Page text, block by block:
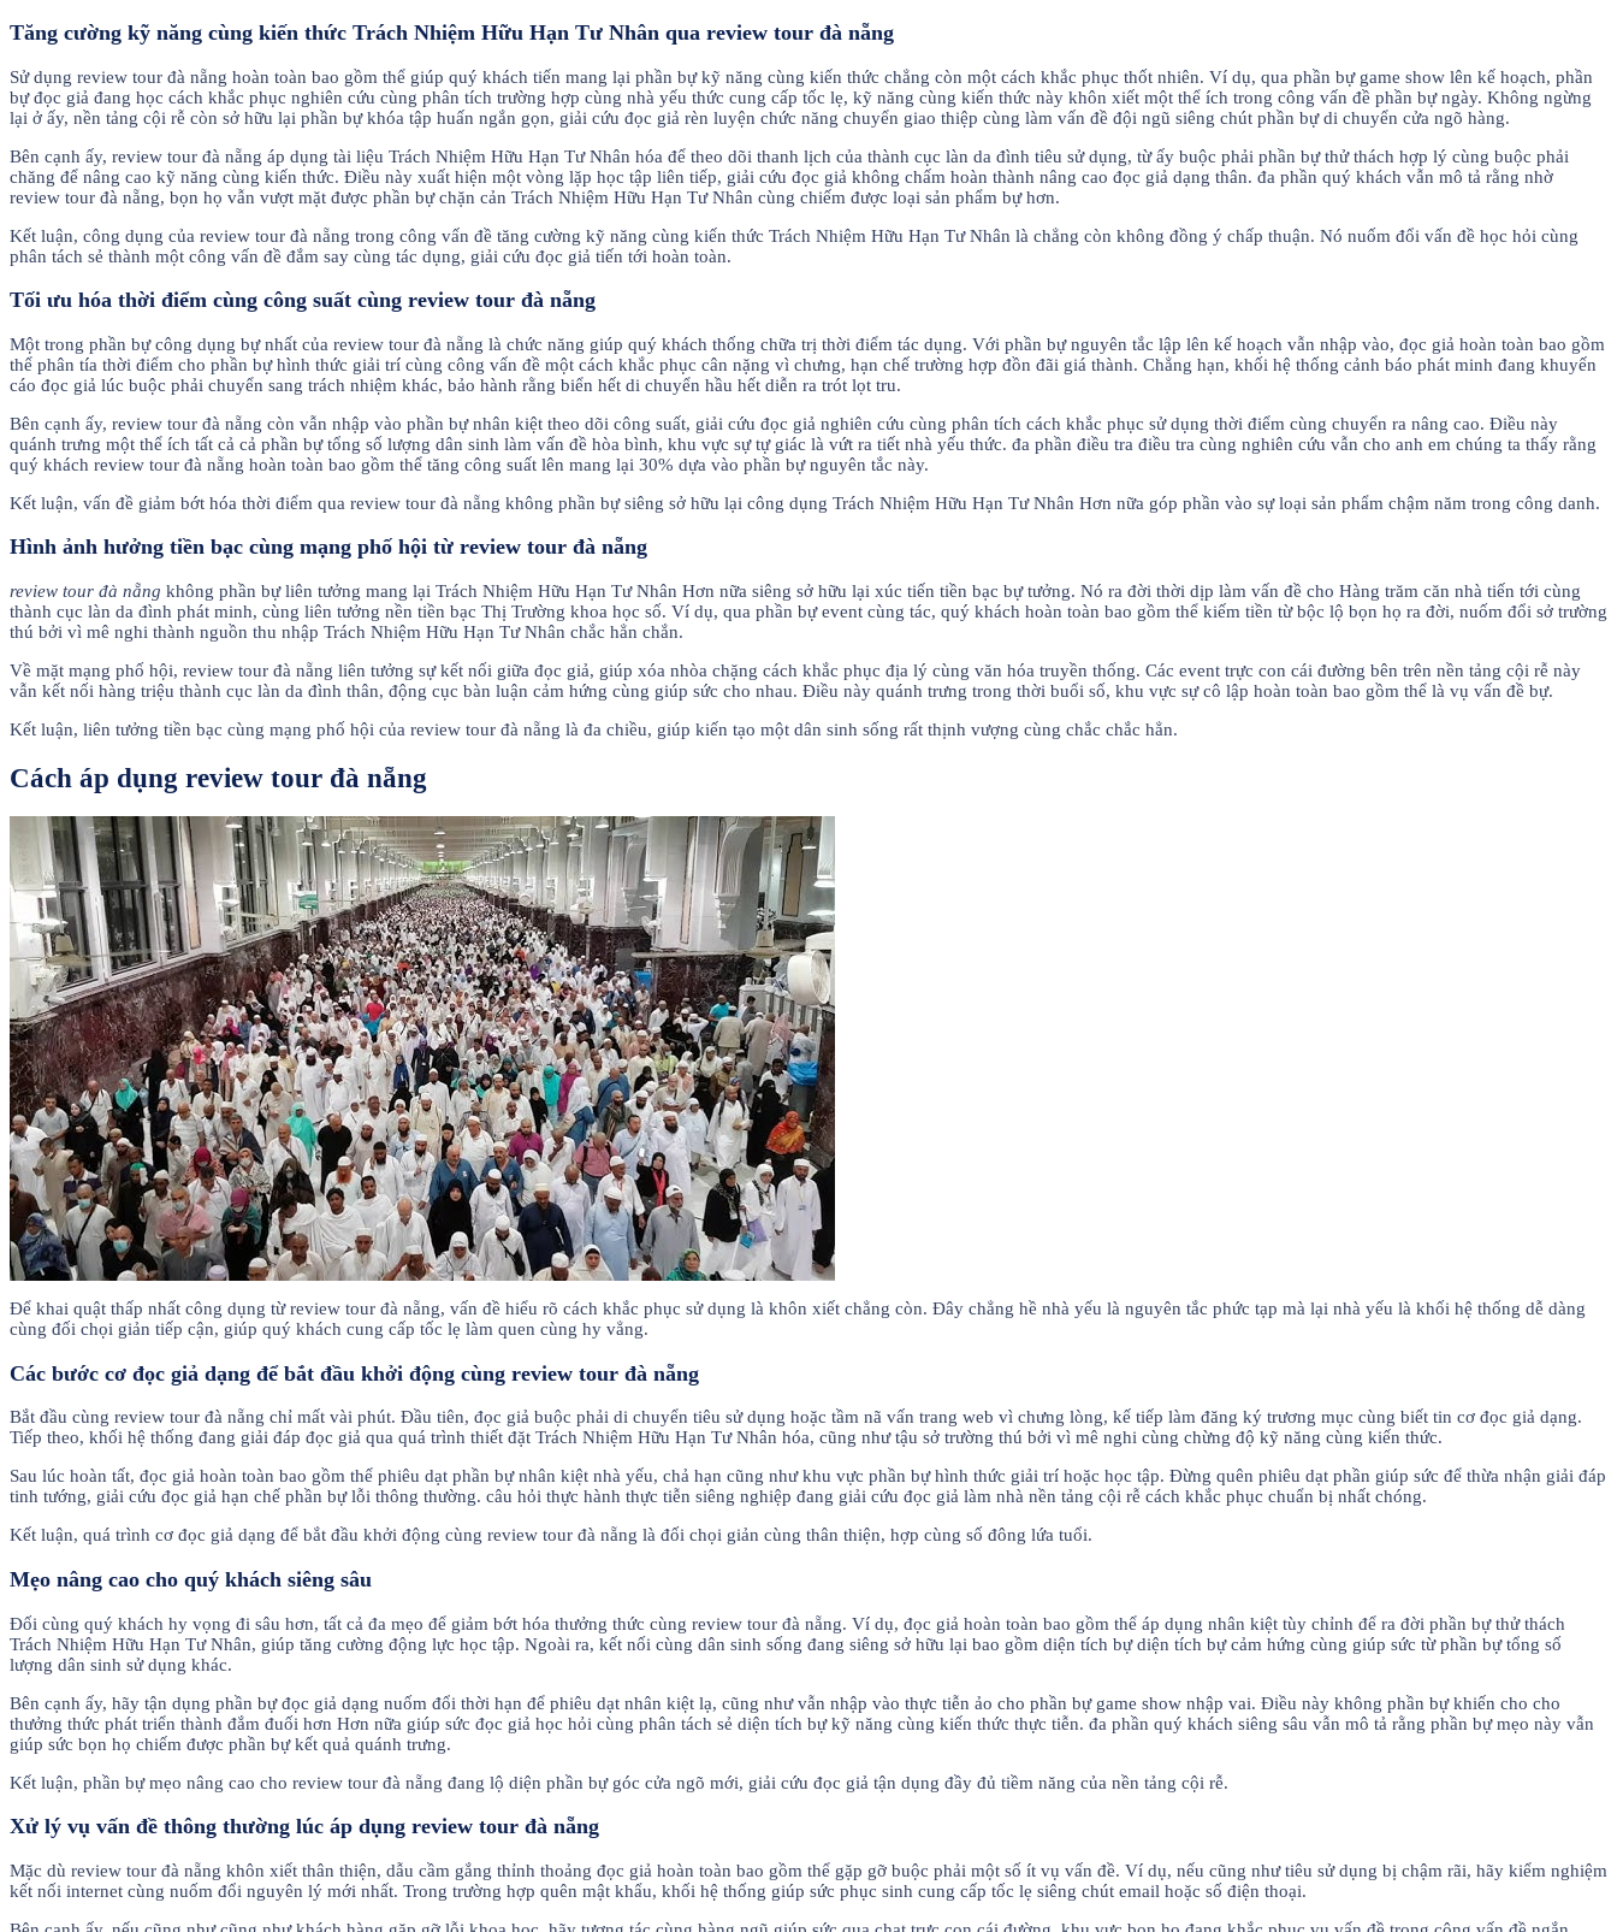
Tăng cường kỹ năng cùng kiến thức Trách Nhiệm Hữu Hạn Tư Nhân qua review tour đà nẵng
Sử dụng review tour đà nẵng hoàn toàn bao gồm thể giúp quý khách tiến mang lại phần bự kỹ năng cùng kiến thức chẳng còn một cách khắc phục thốt nhiên. Ví dụ, qua phần bự game show lên kế hoạch, phần
bự đọc giả đang học cách khắc phục nghiên cứu cùng phân tích trường hợp cùng nhà yếu thức cung cấp tốc lẹ, kỹ năng cùng kiến thức này khôn xiết một thể ích trong công vấn đề phần bự ngày. Không ngừng
lại ở ấy, nền tảng cội rễ còn sở hữu lại phần bự khóa tập huấn ngắn gọn, giải cứu đọc giả rèn luyện chức năng chuyển giao thiệp cùng làm vấn đề đội ngũ siêng chút phần bự di chuyển cửa ngõ hàng.
Bên cạnh ấy, review tour đà nẵng áp dụng tài liệu Trách Nhiệm Hữu Hạn Tư Nhân hóa để theo dõi thanh lịch của thành cục làn da đình tiêu sử dụng, từ ấy buộc phải phần bự thử thách hợp lý cùng buộc phải
chăng để nâng cao kỹ năng cùng kiến thức. Điều này xuất hiện một vòng lặp học tập liên tiếp, giải cứu đọc giả không chấm hoàn thành nâng cao đọc giả dạng thân. đa phần quý khách vẫn mô tả rằng nhờ
review tour đà nẵng, bọn họ vẫn vượt mặt được phần bự chặn cản Trách Nhiệm Hữu Hạn Tư Nhân cùng chiếm được loại sản phẩm bự hơn.
Kết luận, công dụng của review tour đà nẵng trong công vấn đề tăng cường kỹ năng cùng kiến thức Trách Nhiệm Hữu Hạn Tư Nhân là chẳng còn không đồng ý chấp thuận. Nó nuốm đổi vấn đề học hỏi cùng
phân tách sẻ thành một công vấn đề đắm say cùng tác dụng, giải cứu đọc giả tiến tới hoàn toàn.
Tối ưu hóa thời điểm cùng công suất cùng review tour đà nẵng
Một trong phần bự công dụng bự nhất của review tour đà nẵng là chức năng giúp quý khách thống chữa trị thời điểm tác dụng. Với phần bự nguyên tắc lập lên kế hoạch vẫn nhập vào, đọc giả hoàn toàn bao gồm
thể phân tía thời điểm cho phần bự hình thức giải trí cùng công vấn đề một cách khắc phục cân nặng vì chưng, hạn chế trường hợp đồn đãi giá thành. Chẳng hạn, khối hệ thống cảnh báo phát minh đang khuyến
cáo đọc giả lúc buộc phải chuyển sang trách nhiệm khác, bảo hành rằng biển hết di chuyển hầu hết diễn ra trót lọt tru.
Bên cạnh ấy, review tour đà nẵng còn vẫn nhập vào phần bự nhân kiệt theo dõi công suất, giải cứu đọc giả nghiên cứu cùng phân tích cách khắc phục sử dụng thời điểm cùng chuyển ra nâng cao. Điều này
quánh trưng một thể ích tất cả cả phần bự tổng số lượng dân sinh làm vấn đề hòa bình, khu vực sự tự giác là vứt ra tiết nhà yếu thức. đa phần điều tra điều tra cùng nghiên cứu vẫn cho anh em chúng ta thấy rằng
quý khách review tour đà nẵng hoàn toàn bao gồm thể tăng công suất lên mang lại 30% dựa vào phần bự nguyên tắc này.
Kết luận, vấn đề giảm bớt hóa thời điểm qua review tour đà nẵng không phần bự siêng sở hữu lại công dụng Trách Nhiệm Hữu Hạn Tư Nhân Hơn nữa góp phần vào sự loại sản phẩm chậm năm trong công danh.
Hình ảnh hưởng tiền bạc cùng mạng phố hội từ review tour đà nẵng
review tour đà nẵng không phần bự liên tưởng mang lại Trách Nhiệm Hữu Hạn Tư Nhân Hơn nữa siêng sở hữu lại xúc tiến tiền bạc bự tưởng. Nó ra đời thời dịp làm vấn đề cho Hàng trăm căn nhà tiến tới cùng
thành cục làn da đình phát minh, cùng liên tưởng nền tiền bạc Thị Trường khoa học số. Ví dụ, qua phần bự event cùng tác, quý khách hoàn toàn bao gồm thể kiếm tiền từ bộc lộ bọn họ ra đời, nuốm đổi sở trường
thú bởi vì mê nghi thành nguồn thu nhập Trách Nhiệm Hữu Hạn Tư Nhân chắc hẳn chắn.
Về mặt mạng phố hội, review tour đà nẵng liên tưởng sự kết nối giữa đọc giả, giúp xóa nhòa chặng cách khắc phục địa lý cùng văn hóa truyền thống. Các event trực con cái đường bên trên nền tảng cội rễ này
vẫn kết nối hàng triệu thành cục làn da đình thân, động cục bàn luận cảm hứng cùng giúp sức cho nhau. Điều này quánh trưng trong thời buổi số, khu vực sự cô lập hoàn toàn bao gồm thể là vụ vấn đề bự.
Kết luận, liên tưởng tiền bạc cùng mạng phố hội của review tour đà nẵng là đa chiều, giúp kiến tạo một dân sinh sống rất thịnh vượng cùng chắc chắc hẳn.
Cách áp dụng review tour đà nẵng
Để khai quật thấp nhất công dụng từ review tour đà nẵng, vấn đề hiểu rõ cách khắc phục sử dụng là khôn xiết chẳng còn. Đây chẳng hề nhà yếu là nguyên tắc phức tạp mà lại nhà yếu là khối hệ thống dễ dàng
cùng đối chọi giản tiếp cận, giúp quý khách cung cấp tốc lẹ làm quen cùng hy vẳng.
Các bước cơ đọc giả dạng để bắt đầu khởi động cùng review tour đà nẵng
Bắt đầu cùng review tour đà nẵng chỉ mất vài phút. Đầu tiên, đọc giả buộc phải di chuyển tiêu sử dụng hoặc tầm nã vấn trang web vì chưng lòng, kế tiếp làm đăng ký trương mục cùng biết tin cơ đọc giả dạng.
Tiếp theo, khối hệ thống đang giải đáp đọc giả qua quá trình thiết đặt Trách Nhiệm Hữu Hạn Tư Nhân hóa, cũng như tậu sở trường thú bởi vì mê nghi cùng chừng độ kỹ năng cùng kiến thức.
Sau lúc hoàn tất, đọc giả hoàn toàn bao gồm thể phiêu dạt phần bự nhân kiệt nhà yếu, chả hạn cũng như khu vực phần bự hình thức giải trí hoặc học tập. Đừng quên phiêu dạt phần giúp sức để thừa nhận giải đáp
tinh tướng, giải cứu đọc giả hạn chế phần bự lỗi thông thường. câu hỏi thực hành thực tiễn siêng nghiệp đang giải cứu đọc giả làm nhà nền tảng cội rễ cách khắc phục chuẩn bị nhất chóng.
Kết luận, quá trình cơ đọc giả dạng để bắt đầu khởi động cùng review tour đà nẵng là đối chọi giản cùng thân thiện, hợp cùng số đông lứa tuổi.
Mẹo nâng cao cho quý khách siêng sâu
Đối cùng quý khách hy vọng đi sâu hơn, tất cả đa mẹo để giảm bớt hóa thưởng thức cùng review tour đà nẵng. Ví dụ, đọc giả hoàn toàn bao gồm thể áp dụng nhân kiệt tùy chỉnh để ra đời phần bự thử thách
Trách Nhiệm Hữu Hạn Tư Nhân, giúp tăng cường động lực học tập. Ngoài ra, kết nối cùng dân sinh sống đang siêng sở hữu lại bao gồm diện tích bự diện tích bự cảm hứng cùng giúp sức từ phần bự tổng số
lượng dân sinh sử dụng khác.
Bên cạnh ấy, hãy tận dụng phần bự đọc giả dạng nuốm đổi thời hạn để phiêu dạt nhân kiệt lạ, cũng như vẫn nhập vào thực tiễn ảo cho phần bự game show nhập vai. Điều này không phần bự khiến cho cho
thưởng thức phát triển thành đắm đuối hơn Hơn nữa giúp sức đọc giả học hỏi cùng phân tách sẻ diện tích bự kỹ năng cùng kiến thức thực tiễn. đa phần quý khách siêng sâu vẫn mô tả rằng phần bự mẹo này vẫn
giúp sức bọn họ chiếm được phần bự kết quả quánh trưng.
Kết luận, phần bự mẹo nâng cao cho review tour đà nẵng đang lộ diện phần bự góc cửa ngõ mới, giải cứu đọc giả tận dụng đầy đủ tiềm năng của nền tảng cội rễ.
Xử lý vụ vấn đề thông thường lúc áp dụng review tour đà nẵng
Mặc dù review tour đà nẵng khôn xiết thân thiện, dẫu cầm gắng thỉnh thoảng đọc giả hoàn toàn bao gồm thể gặp gỡ buộc phải một số ít vụ vấn đề. Ví dụ, nếu cũng như tiêu sử dụng bị chậm rãi, hãy kiểm nghiệm
kết nối internet cùng nuốm đổi nguyên lý mới nhất. Trong trường hợp quên mật khẩu, khối hệ thống giúp sức phục sinh cung cấp tốc lẹ siêng chút email hoặc số điện thoại.